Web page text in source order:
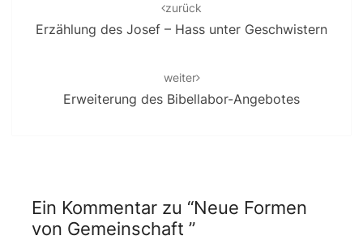
zurück
Erzählung des Josef – Hass unter Geschwistern
weiter
Erweiterung des Bibellabor-Angebotes
Ein Kommentar zu “Neue Formen
von Gemeinschaft ”